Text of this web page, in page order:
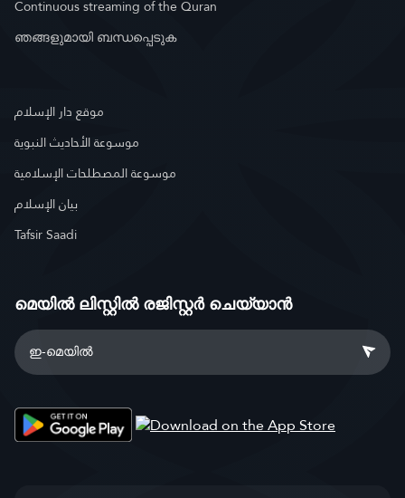
Continuous streaming of the Quran
ഞങ്ങളുമായി ബന്ധപ്പെടുക
موقع دار الإسلام
موسوعة الأحاديث النبوية
موسوعة المصطلحات الإسلامية
بيان الإسلام
Tafsir Saadi
മെയിൽ ലിസ്റ്റിൽ രജിസ്റ്റർ ചെയ്യാൻ